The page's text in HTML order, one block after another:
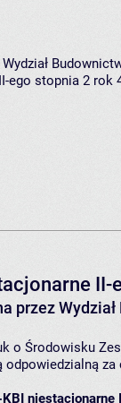
ego stopnia 2 rok
przez
o Środowisku